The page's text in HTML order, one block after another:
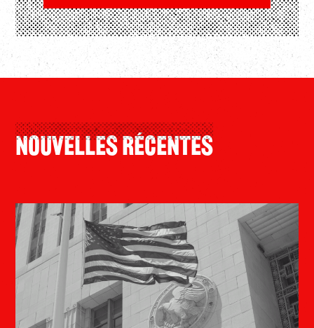
Nouvelles Récentes